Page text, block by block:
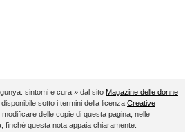
sintomi e cura » dal sito Magazine delle donne
sotto i termini della licenza Creative
modificare delle copie di questa pagina, nelle
finché questa nota appaia chiaramente.